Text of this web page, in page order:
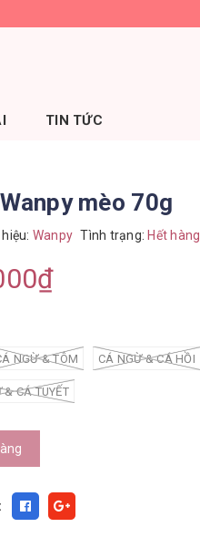
TIN TỨC
mèo 70g
Wanpy Tình trạng: Hết hàng
NGỪ & TÔM CÁ NGỪ & CÁ HỒI
& CÁ TUYẾT